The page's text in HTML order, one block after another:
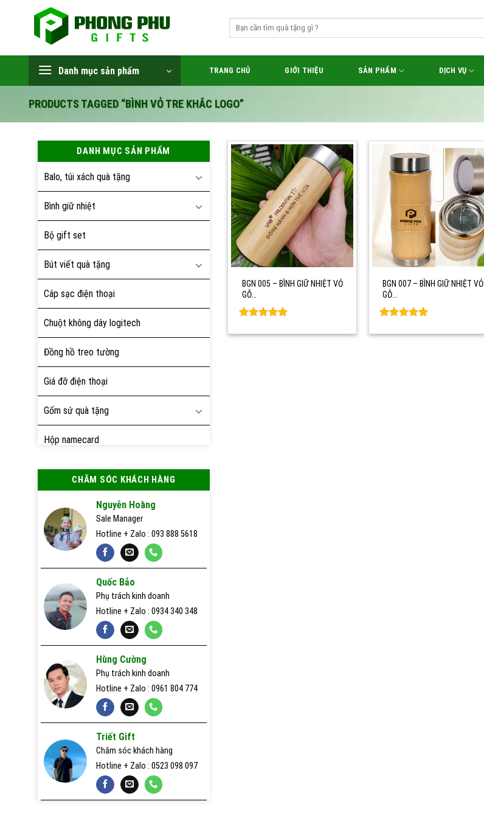
Danh mục sản phẩm TRANG CHỦ GIỚI THIỆU SẢN PHẨM DỊCH VỤ
PRODUCTS TAGGED “BÌNH VỎ TRE KHẮC LOGO”
DANH MỤC SẢN PHẨM
Balo, túi xách quà tặng
Bình giữ nhiệt
Bộ gift set
Bút viết quà tặng
Cáp sạc điện thoại
Chuột không dây logitech
Đồng hồ treo tường
Giá đỡ điện thoại
Gốm sứ quà tặng
Hộp namecard
Hộp quà tặng
Pin sạc dự phòng
Sản xuất pin dự phòng nhanh 24h
Sản xuất usb nhanh 24h
Sổ da, sổ giấy quà tặng
Usb quà tặng
CHĂM SÓC KHÁCH HÀNG
Nguyễn Hoàng
Sale Manager
Hotline + Zalo : 093 888 5618
Quốc Bảo
Phụ trách kinh doanh
Hotline + Zalo : 0934 340 348
Hùng Cường
Phụ trách kinh doanh
Hotline + Zalo : 0961 804 774
Triết Gift
Chăm sóc khách hàng
Hotline + Zalo : 0523 098 097
BGN 005 – BÌNH GIỮ NHIỆT VỎ
GỖ…
out of 5
BGN 007 – BÌNH GIỮ NHIỆT VỎ
GỖ…
out of 5